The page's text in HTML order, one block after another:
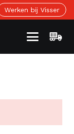
Werken bij Visser